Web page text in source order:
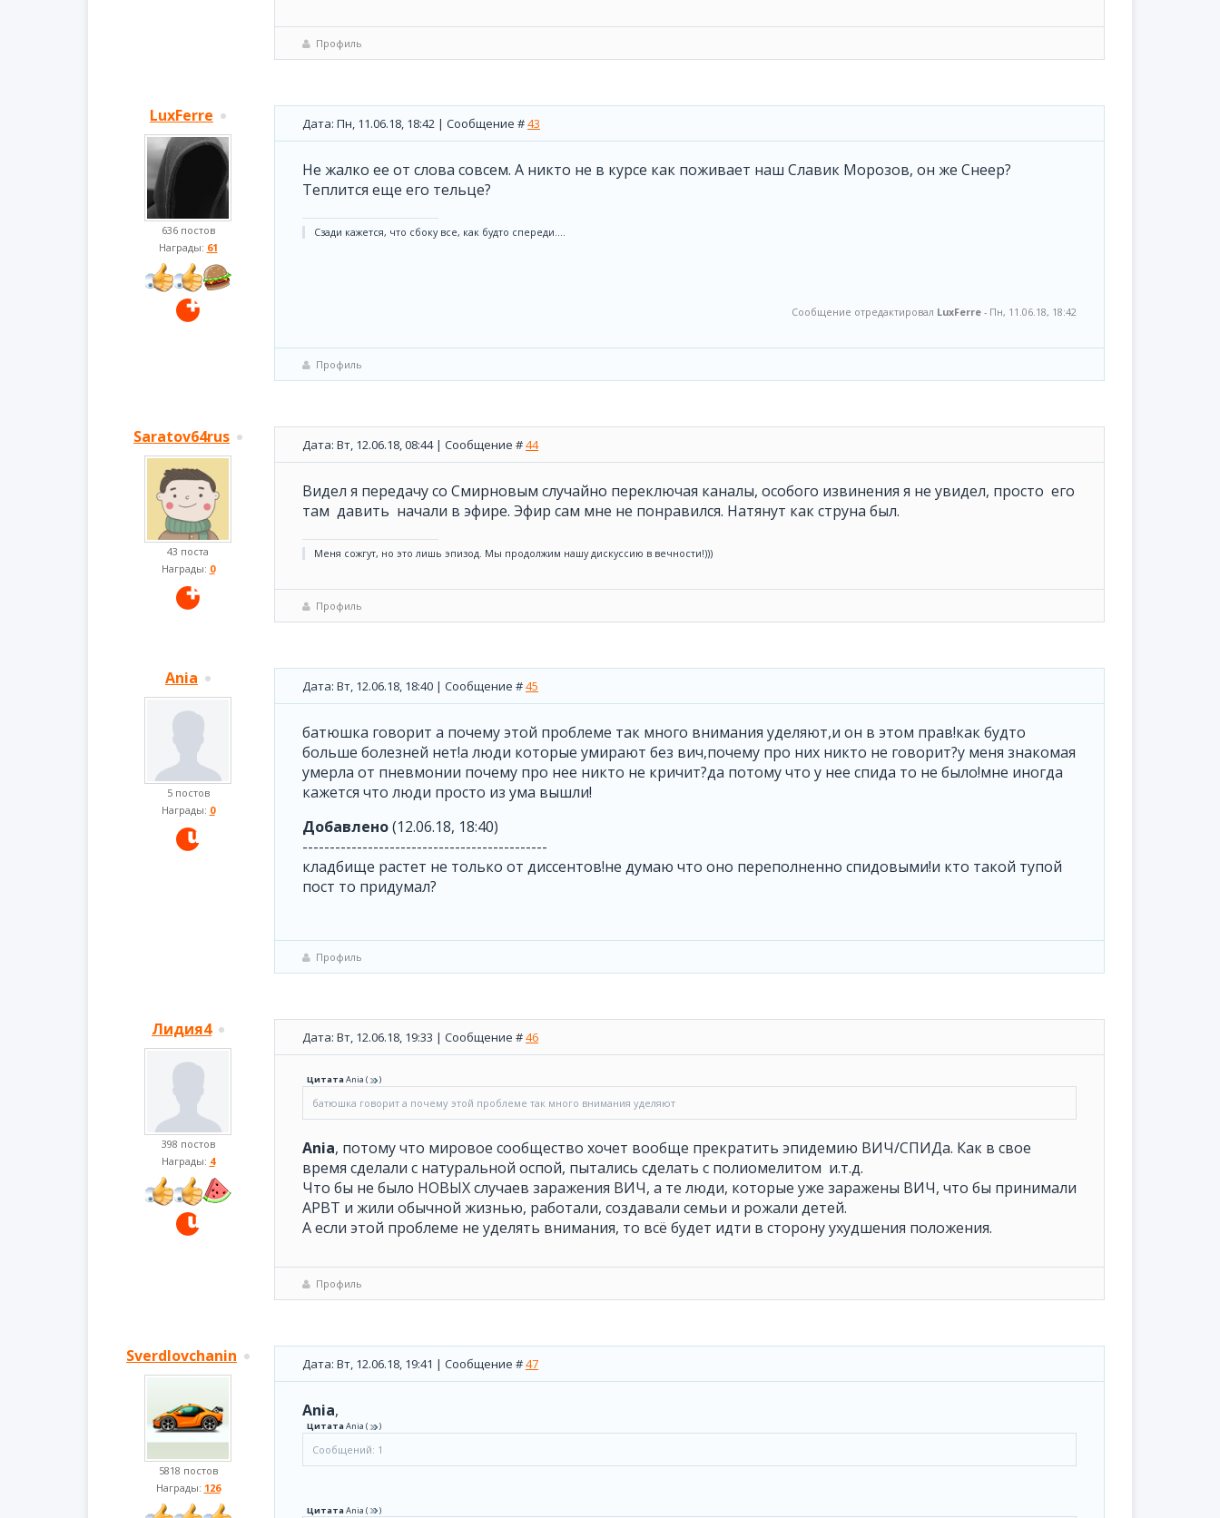
Профиль
LuxFerre
636 постов
Награды: 61
Дата: Пн, 11.06.18, 18:42 | Сообщение #43
Не жалко ее от слова совсем. А никто не в курсе как поживает наш Славик Морозов, он же Снеер?
Теплится еще его тельце?
Сзади кажется, что сбоку все, как будто спереди....
Сообщение отредактировал LuxFerre - Пн, 11.06.18, 18:42
Профиль
Saratov64rus
43 поста
Награды: 0
Дата: Вт, 12.06.18, 08:44 | Сообщение #44
Видел я передачу со Смирновым случайно переключая каналы, особого извинения я не увидел, просто его
там давить начали в эфире. Эфир сам мне не понравился. Натянут как струна был.
Меня сожгут, но это лишь эпизод. Мы продолжим нашу дискуссию в вечности!)))
Профиль
Ania
5 постов
Награды: 0
Дата: Вт, 12.06.18, 18:40 | Сообщение #45
батюшка говорит а почему этой проблеме так много внимания уделяют,и он в этом прав!как будто
больше болезней нет!а люди которые умирают без вич,почему про них никто не говорит?у меня знакомая
умерла от пневмонии почему про нее никто не кричит?да потому что у нее спида то не было!мне иногда
кажется что люди просто из ума вышли!
Добавлено(12.06.18, 18:40)
---------------------------------------------
кладбище растет не только от диссентов!не думаю что оно переполненно спидовыми!и кто такой тупой
пост то придумал?
Профиль
Лидия4
398 постов
Награды: 4
Дата: Вт, 12.06.18, 19:33 | Сообщение #46
ЦитатаAnia ( )
батюшка говорит а почему этой проблеме так много внимания уделяют
Ania, потому что мировое сообщество хочет вообще прекратить эпидемию ВИЧ/СПИДа. Как в свое
время сделали с натуральной оспой, пытались сделать с полиомелитом и.т.д.
Что бы не было НОВЫХ случаев заражения ВИЧ, а те люди, которые уже заражены ВИЧ, что бы принимали
АРВТ и жили обычной жизнью, работали, создавали семьи и рожали детей.
А если этой проблеме не уделять внимания, то всё будет идти в сторону ухудшения положения.
Профиль
Sverdlovchanin
5818 постов
Награды: 126
Дата: Вт, 12.06.18, 19:41 | Сообщение #47
Ania,
ЦитатаAnia ( )
Сообщений: 1
ЦитатаAnia ( )